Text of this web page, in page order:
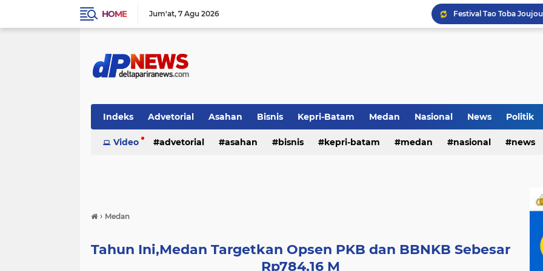
HOME Jum'at 7 Agu 2026
Pemko Medan Raih
Indeks Advetorial Asahan Bisnis Kepri-Batam Medan Nasional News Politik
Video advetorial asahan bisnis kepri-batam medan nasional news
› Medan
Tahun Ini,Medan Targetkan Opsen PKB dan BBNKB Sebesar
Rp784,16 M